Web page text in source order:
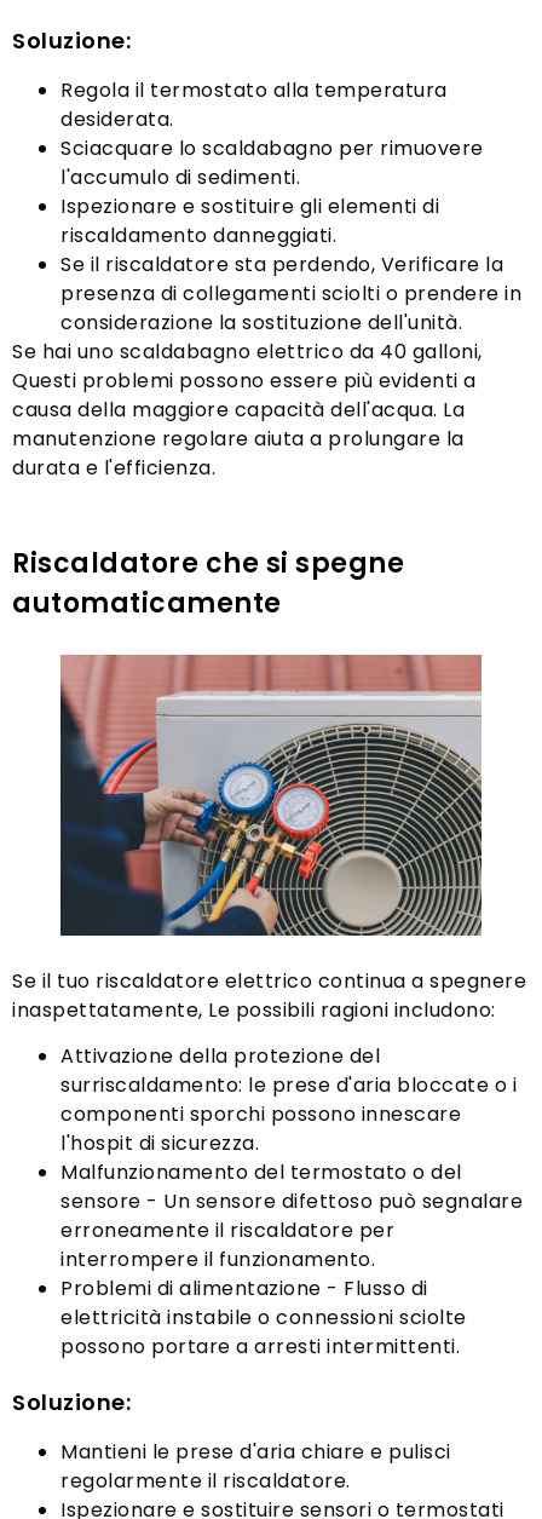
Soluzione:
Regola il termostato alla temperatura
desiderata.
Sciacquare lo scaldabagno per rimuovere
l'accumulo di sedimenti.
Ispezionare e sostituire gli elementi di
riscaldamento danneggiati.
Se il riscaldatore sta perdendo, Verificare la
presenza di collegamenti sciolti o prendere in
considerazione la sostituzione dell'unità.
Se hai uno scaldabagno elettrico da 40 galloni,
Questi problemi possono essere più evidenti a
causa della maggiore capacità dell'acqua. La
manutenzione regolare aiuta a prolungare la
durata e l'efficienza.
Riscaldatore che si spegne
automaticamente
Se il tuo riscaldatore elettrico continua a spegnere
inaspettatamente, Le possibili ragioni includono:
Attivazione della protezione del
surriscaldamento: le prese d'aria bloccate o i
componenti sporchi possono innescare
l'hospit di sicurezza.
Malfunzionamento del termostato o del
sensore - Un sensore difettoso può segnalare
erroneamente il riscaldatore per
interrompere il funzionamento.
Problemi di alimentazione - Flusso di
elettricità instabile o connessioni sciolte
possono portare a arresti intermittenti.
Soluzione:
Mantieni le prese d'aria chiare e pulisci
regolarmente il riscaldatore.
Ispezionare e sostituire sensori o termostati